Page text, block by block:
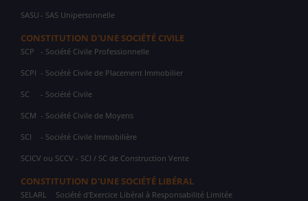
SASU - SAS Unipersonnelle
CONSTITUTION D'UNE SOCIÉTÉ CIVILE
SCP - Société Civile Professionnelle
SCPI - Société Civile de Placement Immobilier
SC - Société Civile
SCM - Société Civile de Moyens
SCI - Société Civile Immobilière
SCICV ou SCCV - SCI / SC de Construction Vente
CONSTITUTION D'UNE SOCIÉTÉ LIBÉRAL
SELARL Société d'Exercice Libéral à Responsabilité Limitée